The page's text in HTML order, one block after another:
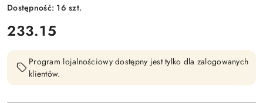
Dostępność: 16szt.
cena:
233.15
Program lojalnościowy dostępny jest tylko dla zalogowanych
klientów.